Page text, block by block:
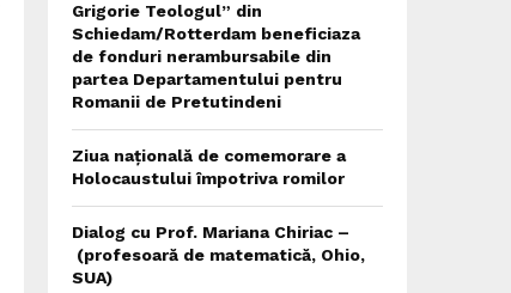
Grigorie Teologul” din
Schiedam/Rotterdam beneficiaza
de fonduri nerambursabile din
partea Departamentului pentru
Romanii de Pretutindeni
Ziua națională de comemorare a
Holocaustului împotriva romilor
Dialog cu Prof. Mariana Chiriac –
(profesoară de matematică, Ohio,
SUA)